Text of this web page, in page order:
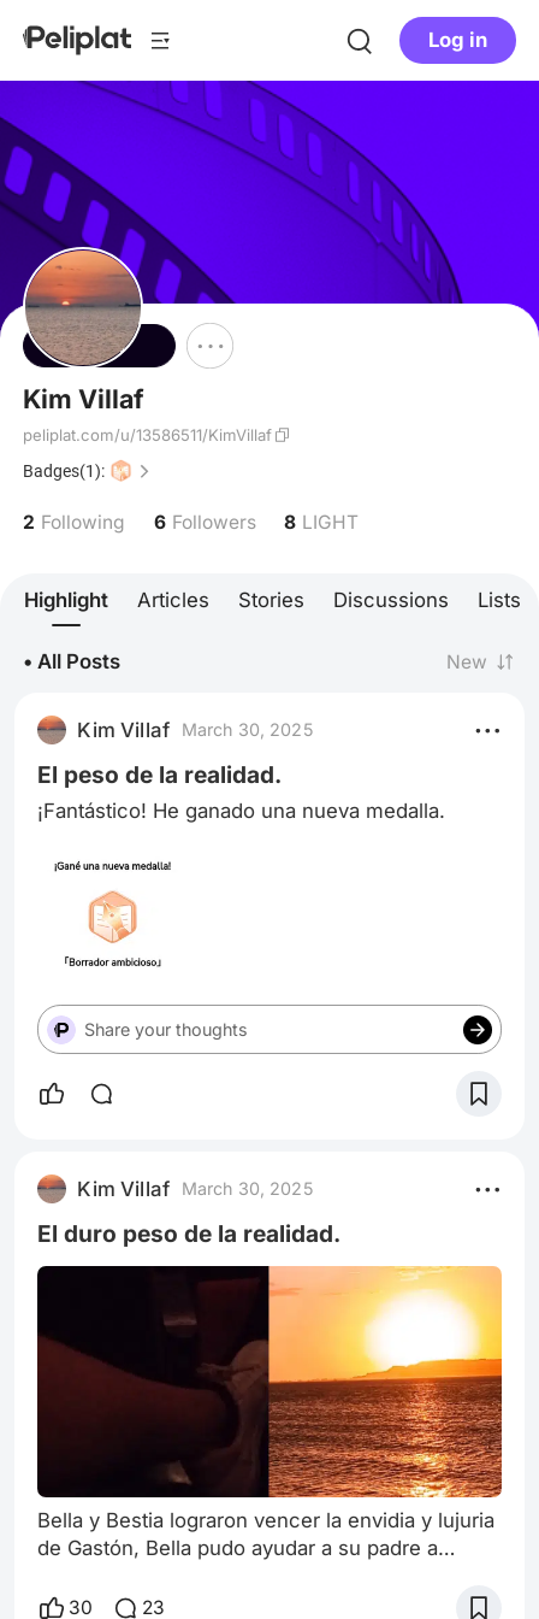
Log in
Follow
Kim Villaf
peliplat.com/u/13586511/KimVillaf
Badges(1):
2 Following 6 Followers 8 LIGHT
Highlight Articles Stories Discussions Lists
• All Posts New
Kim Villaf March 30, 2025
El peso de la realidad.
¡Fantástico! He ganado una nueva medalla.
Share your thoughts
Kim Villaf March 30, 2025
El duro peso de la realidad.
Bella y Bestia lograron vencer la envidia y lujuria
de Gastón, Bella pudo ayudar a su padre a
correspondía (todos sus negocios y trabajos de
30 23